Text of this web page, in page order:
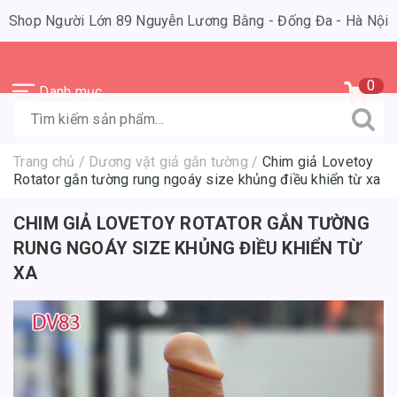
Shop Người Lớn 89 Nguyễn Lương Bằng - Đống Đa - Hà Nội
Danh mục 0
Trang chủ / Dương vật giả gắn tường / Chim giả Lovetoy
Rotator gắn tường rung ngoáy size khủng điều khiển từ xa
CHIM GIẢ LOVETOY ROTATOR GẮN TƯỜNG
RUNG NGOÁY SIZE KHỦNG ĐIỀU KHIỂN TỪ
XA